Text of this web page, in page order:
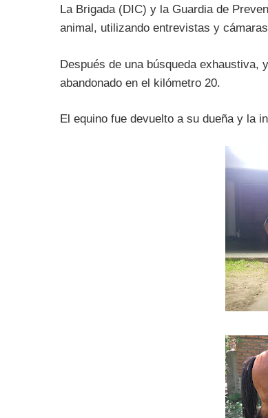
La Brigada (DIC) y la Guardia de
animal, utilizando entrevistas y
Después de una búsqueda exhaustiva,
abandonado en el kilómetro 20.
El equino fue devuelto a su dueña y la